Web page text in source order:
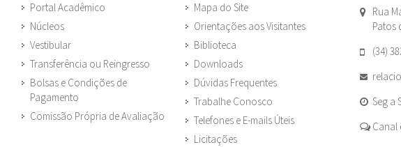
Portal Acadêmico
Núcleos
Vestibular
Transferência ou Reingresso
Bolsas e Condições de
Pagamento
Comissão Própria de Avaliação
Mapa do Site
Orientações aos Visitantes
Biblioteca
Downloads
Dúvidas Frequentes
Trabalhe Conosco
Telefones e E-mails Úteis
Licitações
Rua
Patos
(34)
Seg a
Canal